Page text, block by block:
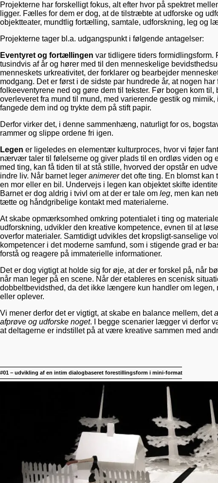
Projekterne har forskelligt fokus, alt efter hvor på spektret
ligger. Fælles for dem er dog, at de tilstræbte at udforske og
objektteater, mundtlig fortælling, samtale, udforskning, leg og
Projekterne tager bl.a. udgangspunkt i følgende antagelser:
Eventyret og fortællingen var tidligere tiders formidlingsform.
tusindvis af år og hører med til den menneskelige
menneskets urkreativitet, der forklarer og bearbejder
modgang. Det er først i de sidste par hundrede år, at nogen
folkeeventyrene ned og gøre dem til tekster. Før bogen kom
overleveret fra mund til mund, med varierende gestik og mimik,
fangede dem ind og trykte dem på stift papir.
Derfor virker det, i denne sammenhæng, naturligt for os,
rammer og slippe ordene fri igen.
Legen er ligeledes en elementær kulturproces, hvor vi føjer
nærvær taler til følelserne og giver plads til en ordløs viden og
med ting, kan få tiden til at stå stille, hvorved der opstår en
indre liv. Når barnet leger animererdet ofte ting. En blomst kan
en mor eller en bil. Undervejs i legen kan objektet skifte
Barnet er dog aldrig i tvivl om at der er tale om leg, men kan
tætte og håndgribelige kontakt med materialerne.
At skabe opmærksomhed omkring potentialet i ting og
udforskning, udvikler den kreative kompetence, evnen til at
overfor materialer. Samtidigt udvikles det kropsligt-sanselige
kompetencer i det moderne samfund, som i stigende grad er
forstå og reagere på immaterielle informationer.
Det er dog vigtigt at holde sig for øje, at der er forskel på, når
når man leger på en scene. Når der etableres en scenisk
dobbeltbevidsthed, da det ikke længere kun handler om legen,
eller oplever.
Vi mener derfor det er vigtigt, at skabe en balance mellem, det
afprøve og udforske noget. I begge scenarier lægger vi derfor
at deltagerne er indstillet på at være kreative sammen med
——————————————————————————————————
#01 – udvikling af en intim dialogbaseret forestillingsform i mini-format
——————————————————————————————————